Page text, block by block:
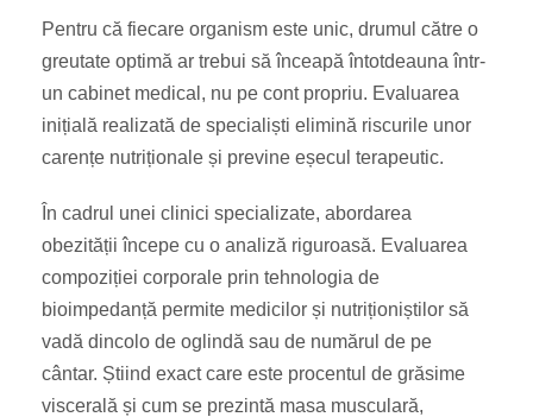
Pentru că fiecare organism este unic, drumul către o
greutate optimă ar trebui să înceapă întotdeauna într-
un cabinet medical, nu pe cont propriu. Evaluarea
inițială realizată de specialiști elimină riscurile unor
carențe nutriționale și previne eșecul terapeutic.
În cadrul unei clinici specializate, abordarea
obezității începe cu o analiză riguroasă. Evaluarea
compoziției corporale prin tehnologia de
bioimpedanță permite medicilor și nutriționiștilor să
vadă dincolo de oglindă sau de numărul de pe
cântar. Știind exact care este procentul de grăsime
viscerală și cum se prezintă masa musculară,